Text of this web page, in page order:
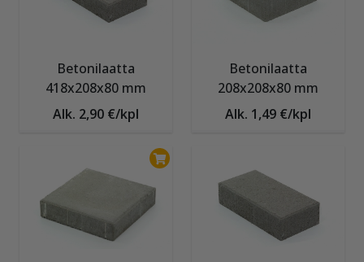
Betonilaatta
418x208x80 mm
Alk. 2,90 €/kpl
Betonilaatta
208x208x80 mm
Alk. 1,49 €/kpl